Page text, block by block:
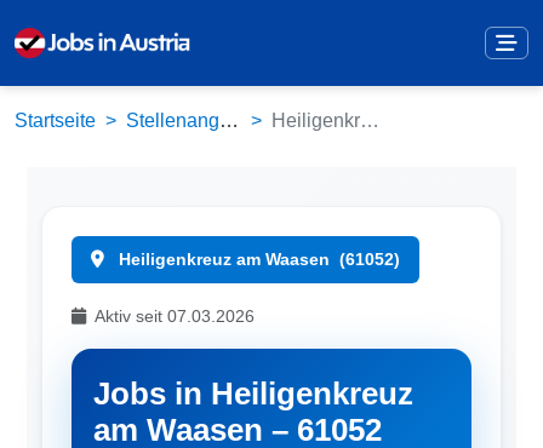
Startseite Stellenangebote Heiligenkreuz am Waasen (61052)
Heiligenkreuz am Waasen (61052)
Aktiv seit 07.03.2026
Jobs in Heiligenkreuz
am Waasen – 61052